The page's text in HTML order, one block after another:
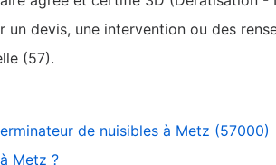
un devis, une intervention ou des
(57).
de nuisibles à Metz (57000)
Metz ?